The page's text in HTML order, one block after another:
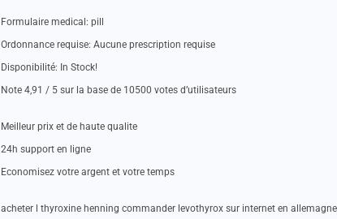
Formulaire medical: pill
Ordonnance requise: Aucune prescription requise
Disponibilité: In Stock!
Note 4,91 / 5 sur la base de 10500 votes d’utilisateurs
Meilleur prix et de haute qualite
24h support en ligne
Economisez votre argent et votre temps
acheter l thyroxine henning commander levothyrox sur internet en allemagne